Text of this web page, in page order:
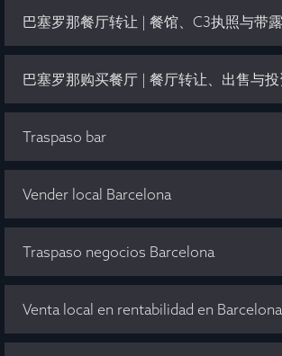
Traspaso bar
Vender local Barcelona
Traspaso negocios Barcelona
Venta local en rentabilidad en Barcelona